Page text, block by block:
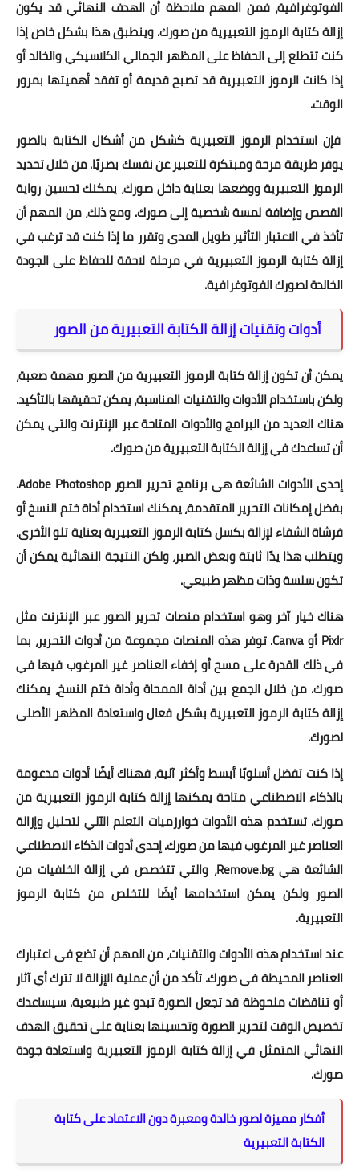
الفوتوغرافية، فمن المهم ملاحظة أن الهدف النهائي قد يكون
إزالة كتابة الرموز التعبيرية من صورك. وينطبق هذا بشكل خاص إذا
كنت تتطلع إلى الحفاظ على المظهر الجمالي الكلاسيكي والخالد أو
إذا كانت الرموز التعبيرية قد تصبح قديمة أو تفقد أهميتها بمرور
الوقت.
فإن استخدام الرموز التعبيرية كشكل من أشكال الكتابة بالصور
يوفر طريقة مرحة ومبتكرة للتعبير عن نفسك بصريًا. من خلال تحديد
الرموز التعبيرية ووضعها بعناية داخل صورك، يمكنك تحسين رواية
القصص وإضافة لمسة شخصية إلى صورك. ومع ذلك، من المهم أن
تأخذ في الاعتبار التأثير طويل المدى وتقرر ما إذا كنت قد ترغب في
إزالة كتابة الرموز التعبيرية في مرحلة لاحقة للحفاظ على الجودة
الخالدة لصورك الفوتوغرافية.
أدوات وتقنيات إزالة الكتابة التعبيرية من الصور
يمكن أن تكون إزالة كتابة الرموز التعبيرية من الصور مهمة صعبة،
ولكن باستخدام الأدوات والتقنيات المناسبة، يمكن تحقيقها بالتأكيد.
هناك العديد من البرامج والأدوات المتاحة عبر الإنترنت والتي يمكن
أن تساعدك في إزالة الكتابة التعبيرية من صورك.
إحدى الأدوات الشائعة هي برنامج تحرير الصور Adobe Photoshop.
بفضل إمكانات التحرير المتقدمة، يمكنك استخدام أداة ختم النسخ أو
فرشاة الشفاء لإزالة بكسل كتابة الرموز التعبيرية بعناية تلو الأخرى.
ويتطلب هذا يدًا ثابتة وبعض الصبر، ولكن النتيجة النهائية يمكن أن
تكون سلسة وذات مظهر طبيعي.
هناك خيار آخر وهو استخدام منصات تحرير الصور عبر الإنترنت مثل
Pixlr أو Canva. توفر هذه المنصات مجموعة من أدوات التحرير، بما
في ذلك القدرة على مسح أو إخفاء العناصر غير المرغوب فيها في
صورك. من خلال الجمع بين أداة الممحاة وأداة ختم النسخ، يمكنك
إزالة كتابة الرموز التعبيرية بشكل فعال واستعادة المظهر الأصلي
لصورك.
إذا كنت تفضل أسلوبًا أبسط وأكثر آلية، فهناك أيضًا أدوات مدعومة
بالذكاء الاصطناعي متاحة يمكنها إزالة كتابة الرموز التعبيرية من
صورك. تستخدم هذه الأدوات خوارزميات التعلم الآلي لتحليل وإزالة
العناصر غير المرغوب فيها من صورك. إحدى أدوات الذكاء الاصطناعي
الشائعة هي Remove.bg، والتي تتخصص في إزالة الخلفيات من
الصور ولكن يمكن استخدامها أيضًا للتخلص من كتابة الرموز
التعبيرية.
عند استخدام هذه الأدوات والتقنيات، من المهم أن تضع في اعتبارك
العناصر المحيطة في صورك. تأكد من أن عملية الإزالة لا تترك أي آثار
أو تناقضات ملحوظة قد تجعل الصورة تبدو غير طبيعية. سيساعدك
تخصيص الوقت لتحرير الصورة وتحسينها بعناية على تحقيق الهدف
النهائي المتمثل في إزالة كتابة الرموز التعبيرية واستعادة جودة
صورك.
أفكار مميزة لصور خالدة ومعبرة دون الاعتماد على كتابة
الكتابة التعبيرية